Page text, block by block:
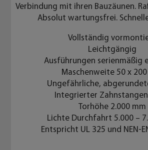
Verbindung mit ihren Bauzäunen.
Absolut wartungsfrei.
Vollständig
Leichtgängig
Ausführungen serienmäßig
Maschenweite 50 x
Ungefährliche,
Integrierter
Torhöhe 2.000 mm
Lichte Durchfahrt 5.000 –
Entspricht UL 325 und NEN-